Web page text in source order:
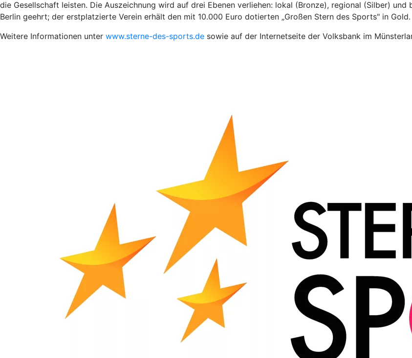
die Gesellschaft leisten. Die Auszeichnung wird auf drei Ebenen verliehen: lokal (Bronze), regional (Silber)
Berlin geehrt; der erstplatzierte Verein erhält den mit 10.000 Euro dotierten „Großen Stern des Sports" in Gold.
Weitere Informationen unter www.sterne-des-sports.de sowie auf der Internetseite der Volksbank im